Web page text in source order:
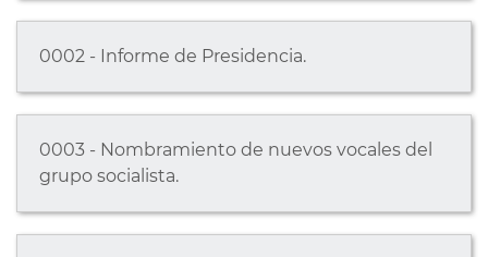
0002 - Informe de Presidencia.
0003 - Nombramiento de nuevos vocales del
grupo socialista.